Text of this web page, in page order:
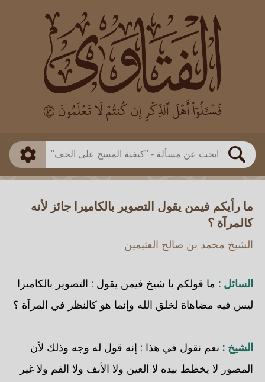
بحث
العالم
بن باز
بن العثيمين
اللجنة الدائمة
طريقة البحث
ذكي
ما رأيكم فيمن يقول التصوير بالكاميرا جائز لأنه
كالمرآة ؟
الشيخ محمد بن صالح العثيمين
السائل : ما قولكم يا شيخ فيمن يقول : التصوير بالكاميرا
ليس فيه مضاهاة لخلق الله وإنما هو كالنظر في المرآة ؟
الشيخ : نعم نقول في هذا : إنه قول له وجه وذلك لأن
المصور لا يخطط بيده لا العين ولا الأنف ولا الفم ولا غير